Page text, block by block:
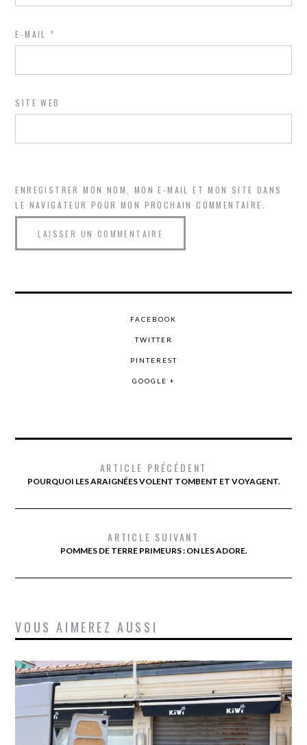
E-MAIL*
SITE WEB
ENREGISTRER MON NOM, MON E-MAIL ET MON SITE DANS
LE NAVIGATEUR POUR MON PROCHAIN COMMENTAIRE.
FACEBOOK
TWITTER
PINTEREST
GOOGLE +
ARTICLE PRÉCÉDENT
POURQUOI LES ARAIGNÉES VOLENT TOMBENT ET VOYAGENT.
ARTICLE SUIVANT
POMMES DE TERRE PRIMEURS : ON LES ADORE.
VOUS AIMEREZ AUSSI